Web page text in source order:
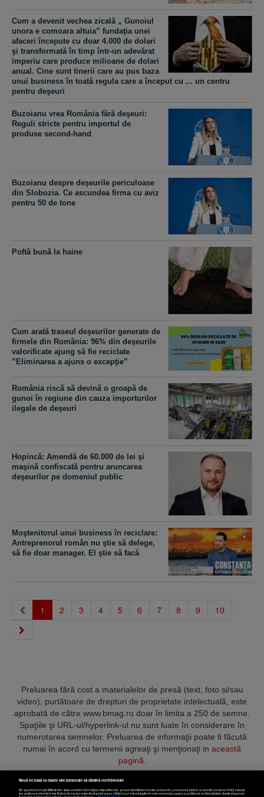
Cum a devenit vechea zicală „ Gunoiul
unora e comoara altuia” fundaţia unei
afaceri începute cu doar 4.000 de dolari
şi transformată în timp într-un adevărat
imperiu care produce milioane de dolari
anual. Cine sunt tinerii care au pus baza
unui business în toată regula care a început cu ... un centru
pentru deşeuri
Buzoianu vrea România fără deşeuri:
Reguli stricte pentru importul de
produse second-hand
Buzoianu despre deşeurile periculoase
din Slobozia. Ce ascundea firma cu aviz
pentru 50 de tone
Poftă bună la haine
​Cum arată traseul deşeurilor generate de
firmele din România: 96% din deşeurile
valorificate ajung să fie reciclate
”Eliminarea a ajuns o excepţie”
România riscă să devină o groapă de
gunoi în regiune din cauza importurilor
ilegale de deşeuri
Hopincă: Amendă de 60.000 de lei şi
maşină confiscată pentru aruncarea
deşeurilor pe domeniul public
Moştenitorul unui business în reciclare:
Antreprenorul român nu ştie să delege,
să fie doar manager. El ştie să facă
1 (current)
2 3 4 5 6 7 8 9 10
Preluarea fără cost a materialelor de presă (text, foto si/sau
video), purtătoare de drepturi de proprietate intelectuală, este
aprobată de către www.bmag.ro doar în limita a 250 de semne.
Spaţiile şi URL-ul/hyperlink-ul nu sunt luate în considerare în
numerotarea semnelor. Preluarea de informaţii poate fi făcută
numai în acord cu termenii agreaţi şi menţionaţi in această
pagină
Nouă ne pasă ca datele tale personale să rămână confidențiale
Noi și partenerii noștri589stocăm și/sau accesăm informații pe dispozitivul dvs., precum identificatorii cookie unici pentru prelucrarea datelor cu caracter personal. Puteți accepta
sau gestiona preferințele dvs. făcând clic mai jos, respectiv vă puteți opune utilizării unui interes legitim în orice moment pe pagina cu politica de confidențialitate. Aceste alegeri vor